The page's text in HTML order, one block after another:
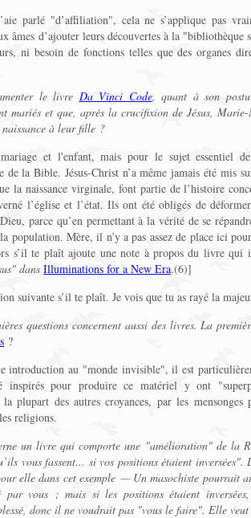
parlé "d’affiliation", cela ne s’applique pas
âmes d’ajouter leurs découvertes à la
ni besoin de fonctions telles que des organes
le livre Da Vinci Code, quant à son
mariés et que, après la crucifixion de Jésus,
à leur fille ?
et l'enfant, mais pour le sujet essentiel
de la Bible. Jésus-Christ n’a même jamais été
la naissance virginale, font partie de l’histoire
l’église et l’état. Ils ont été obligés de
parce qu’en permettant à la vérité de se
population. Mère, il n’y a pas assez de place ici
s’il te plaît ajoute une note à propos du livre
dans Illuminations for a New Era.(6)]
suivante s’il te plaît. Je vois que tu as rayé la
questions concernent aussi des livres. La
?
introduction au "monde invisible", il est
inspirés pour produire ce matériel y ont
plupart des autres croyances, par les mensonges
religions.
un livre qui comporte une "amélioration" de la
vous fassent... si vos positions étaient
elle dans cet exemple — Un masochiste pourrait
par vous ; mais si les positions étaient
donc il ne voudrait pas "vous le faire". Elle veut